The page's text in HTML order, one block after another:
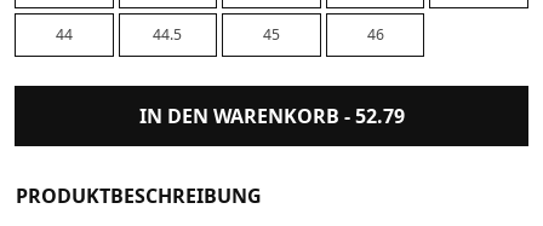
44 44.5 45 46
IN DEN WARENKORB -52.79
PRODUKTBESCHREIBUNG